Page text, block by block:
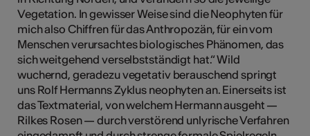
Vegetation. In gewisser Weise sind die Neophyten für
mich also Chiffren für das Anthropozän, für ein vom
Menschen verursachtes biologisches Phänomen, das
sich weitgehend verselbstständigt hat.“ Wild
wuchernd, geradezu vegetativ berauschend springt
uns Rolf Hermanns Zyklus neophyten an. Einerseits ist
das Textmaterial, von welchem Hermann ausgeht —
Rilkes Rosen — durch verstörend unlyrische Verfahren